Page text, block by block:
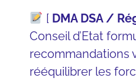
[ DMA DSA /
Conseil d’Etat
recommandations
rééquilibrer les